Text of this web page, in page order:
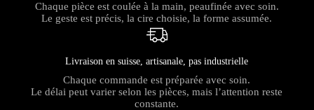
Chaque pièce est coulée à la main, peaufinée avec soin.
Le geste est précis, la cire choisie, la forme assumée.
Livraison en suisse, artisanale, pas industrielle
Chaque commande est préparée avec soin.
Le délai peut varier selon les pièces, mais l’attention reste
constante.